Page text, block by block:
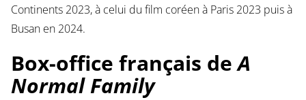
Continents 2023, à celui du film coréen à Paris 2023 puis à
Busan en 2024.
Box-office français deA
Normal Family